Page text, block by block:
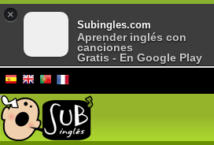
×
Subingles.com
Aprender inglés con
canciones
Gratis - En Google Play